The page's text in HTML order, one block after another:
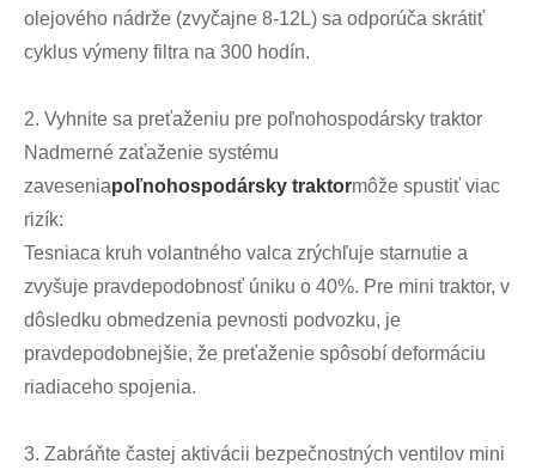
olejového nádrže (zvyčajne 8-12L) sa odporúča skrátiť
cyklus výmeny filtra na 300 hodín.
2. Vyhnite sa preťaženiu pre poľnohospodársky traktor
Nadmerné zaťaženie systému
zaveseniapoľnohospodársky traktormôže spustiť viac
rizík:
Tesniaca kruh volantného valca zrýchľuje starnutie a
zvyšuje pravdepodobnosť úniku o 40%. Pre mini traktor, v
dôsledku obmedzenia pevnosti podvozku, je
pravdepodobnejšie, že preťaženie spôsobí deformáciu
riadiaceho spojenia.
3. Zabráňte častej aktivácii bezpečnostných ventilov mini